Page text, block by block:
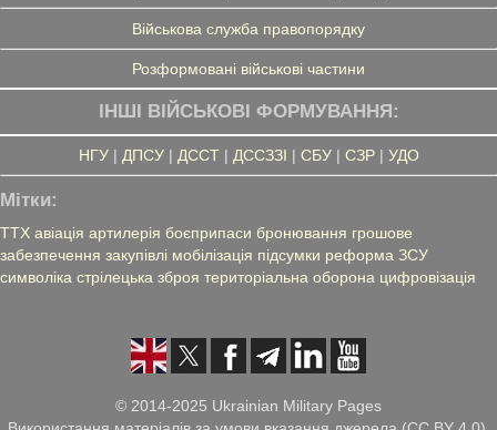
Військова служба правопорядку
Розформовані військові частини
ІНШІ ВІЙСЬКОВІ ФОРМУВАННЯ:
НГУ| ДПСУ| ДССТ| ДССЗЗІ | СБУ| СЗР| УДО
Мітки:
ТТХ авіація артилерія боєприпаси бронювання грошове
забезпечення закупівлі мобілізація підсумки реформа ЗСУ
символіка стрілецька зброя територіальна оборона цифровізація
© 2014-2025 Ukrainian Military Pages